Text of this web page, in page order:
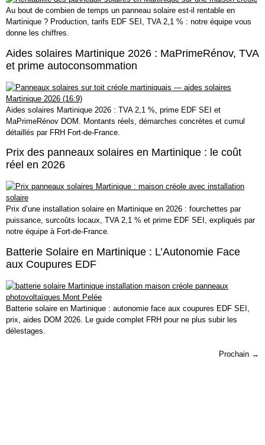
Au bout de combien de temps un panneau solaire est-il rentable en
Martinique ? Production, tarifs EDF SEI, TVA 2,1 % : notre équipe vous
donne les chiffres.
Aides solaires Martinique 2026 : MaPrimeRénov, TVA
et prime autoconsommation
Aides solaires Martinique 2026 : TVA 2,1 %, prime EDF SEI et
MaPrimeRénov DOM. Montants réels, démarches concrètes et cumul
détaillés par FRH Fort-de-France.
Prix des panneaux solaires en Martinique : le coût
réel en 2026
Prix d’une installation solaire en Martinique en 2026 : fourchettes par
puissance, surcoûts locaux, TVA 2,1 % et prime EDF SEI, expliqués par
notre équipe à Fort-de-France.
Batterie Solaire en Martinique : L’Autonomie Face
aux Coupures EDF
Batterie solaire en Martinique : autonomie face aux coupures EDF SEI,
prix, aides DOM 2026. Le guide complet FRH pour ne plus subir les
délestages.
Prochain →